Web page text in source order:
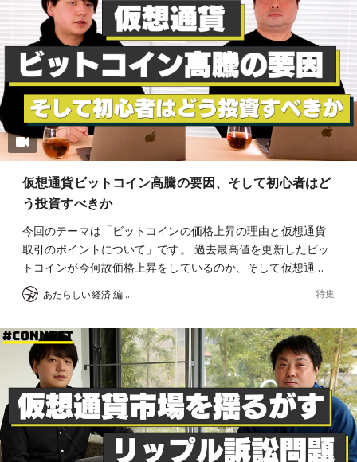
仮想通貨ビットコイン高騰の要因、そして初心者はど
う投資すべきか
今回のテーマは「ビットコインの価格上昇の理由と仮想通貨
取引のポイントについて」です。 過去最高値を更新したビッ
トコインが今何故価格上昇をしているのか、そして仮想通…
あたらしい経済 編集部 特集